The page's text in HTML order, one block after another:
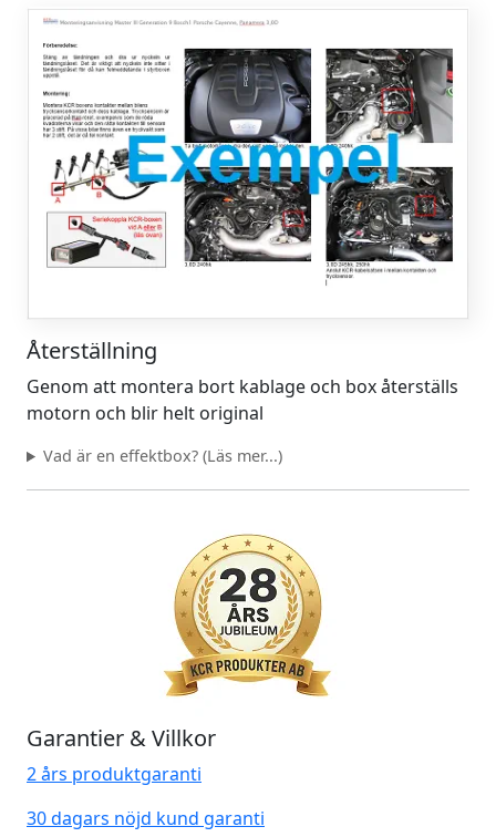
Återställning
Genom att montera bort kablage och box återställs
motorn och blir helt original
Vad är en effektbox? (Läs mer...)
Garantier & Villkor
2 års produktgaranti
30 dagars nöjd kund garanti